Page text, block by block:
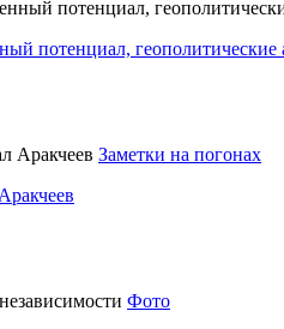
потенциал,
Заметки на погонах
Фото